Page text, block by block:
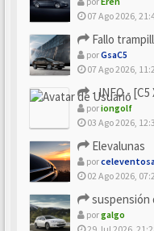
07 Ago 2026,
Fallo
porGsaC5
07 Ago 2026,
- INFO - [C5
poriongolf
03 Ago 2026,
Elevalunas
por
02 Ago 2026,
suspensión
porgalgo